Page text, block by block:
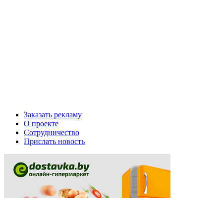
Заказать рекламу
О проекте
Сотрудничество
Прислать новость